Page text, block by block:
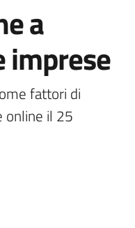
a
imprese
fattori di
online il 25